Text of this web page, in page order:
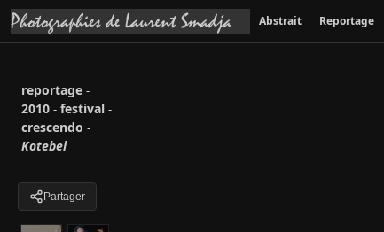
Abstrait Reportage
reportage -
2010 - festival -
crescendo -
Kotebel
Partager